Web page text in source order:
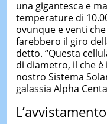
una gigantesca e
temperature di
ovunque e venti
farebbero il giro
detto. “Questa
di diametro, il che è
nostro Sistema
galassia Alpha